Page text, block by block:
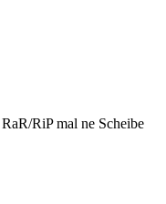
RiP mal ne Scheibe